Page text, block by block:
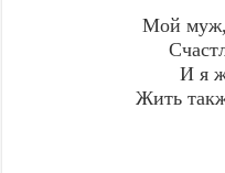
Мой
И я
Жить